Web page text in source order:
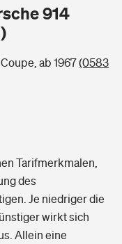
Kids
ich im Alter?
914
ab 1967(0583
Tarifmerkmalen,
des
Je niedriger die
wirkt sich
Allein eine